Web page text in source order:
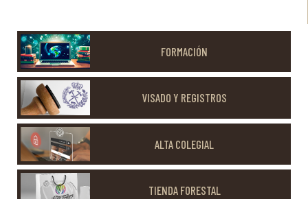
FORMACIÓN
VISADO Y REGISTROS
ALTA COLEGIAL
TIENDA FORESTAL